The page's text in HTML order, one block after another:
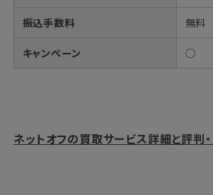
振込手数料 無料
キャンペーン ◯
ネットオフの買取サービス詳細と評判